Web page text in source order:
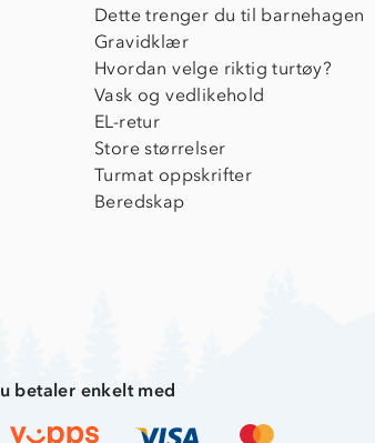
Dette trenger du til barnehagen
Gravidklær
Hvordan velge riktig turtøy?
Vask og vedlikehold
EL-retur
Store størrelser
Turmat oppskrifter
Beredskap
betaler enkelt med